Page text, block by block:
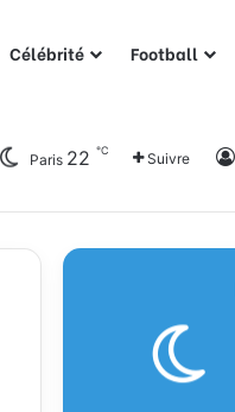
Célébrité Football
Paris 22 ℃ Suivre